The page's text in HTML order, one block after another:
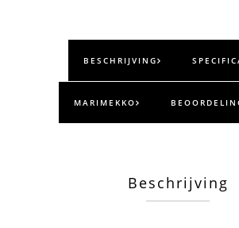
BESCHRIJVING
MARIMEKKO
Beschrijving